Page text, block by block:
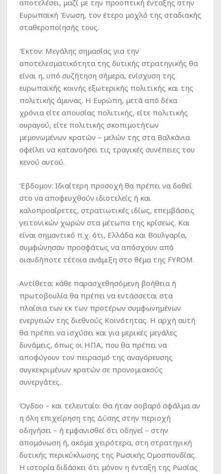
αποτελέσει, μαζί με την προοπτική ένταξης στην
Ευρωπαϊκή Ένωση, τον έτερο μοχλό της σταδιακής
σταθεροποίησής τους.
Έκτον: Μεγάλης σημασίας για την
αποτελεσματικότητα της δυτικής στρατηγικής θα
είναι η, υπό συζήτηση σήμερα, ενίσχυση της
ευρωπαϊκής κοινής εξωτερικής πολιτικής και της
πολιτικής άμυνας. Η Ευρώπη, μετά από δέκα
χρόνια είτε απουσίας πολιτικής, είτε πολιτικής
ουραγού, είτε πολιτικής σκοπιμοτήτων
μεμονωμένων κρατών – μελών της στα Βαλκάνια
οφείλει να κατανοήσει τις τραγικές συνέπειες του
κενού αυτού.
Έβδομον: Ιδιαίτερη προσοχή θα πρέπει να δοθεί
στο να αποφευχθούν ιδιοτελείς ή και
καλοπροαίρετες, στρατιωτικές ιδίως, επεμβάσεις
γειτονικών χωρών στα μέτωπα της κρίσεως. Και
είναι σημαντικό π.χ. ότι, Ελλάδα και Βουλγαρία,
συμφώνησαν προσφάτως να απόσχουν από
οιανδήποτε τέτοια ανάμιξη στο θέμα της FYROM.
Αντίθετα: κάθε παρασχεθησόμενη βοήθεια ή
πρωτοβουλία θα πρέπει να εντάσσεται στα
πλαίσια των εκ των προτέρων συμφωνημένων
ενεργειών της διεθνούς Κοινότητας. Η αρχή αυτή
θα πρέπει να ισχύσει και για μερικές μεγάλες
δυνάμεις, όπως οι ΗΠΑ, που θα πρέπει να
αποφύγουν τον πειρασμό της αναγόρευσης
συγκεκριμένων κρατών σε προνομιακούς
συνεργάτες.
Όγδοο – και τελευταίο: Θα ήταν σοβαρό σφάλμα αν
η όλη επιχείρηση της Δύσης στην περιοχή
οδηγήσει – ή εμφανισθεί ότι οδηγεί – στην
απομόνωση ή, ακόμα χειρότερα, στη στρατηγική
δυτικής περικύκλωσης της Ρωσικής Ομοσπονδίας.
Η ιστορία διδάσκει ότι μόνον η ένταξη της Ρωσίας